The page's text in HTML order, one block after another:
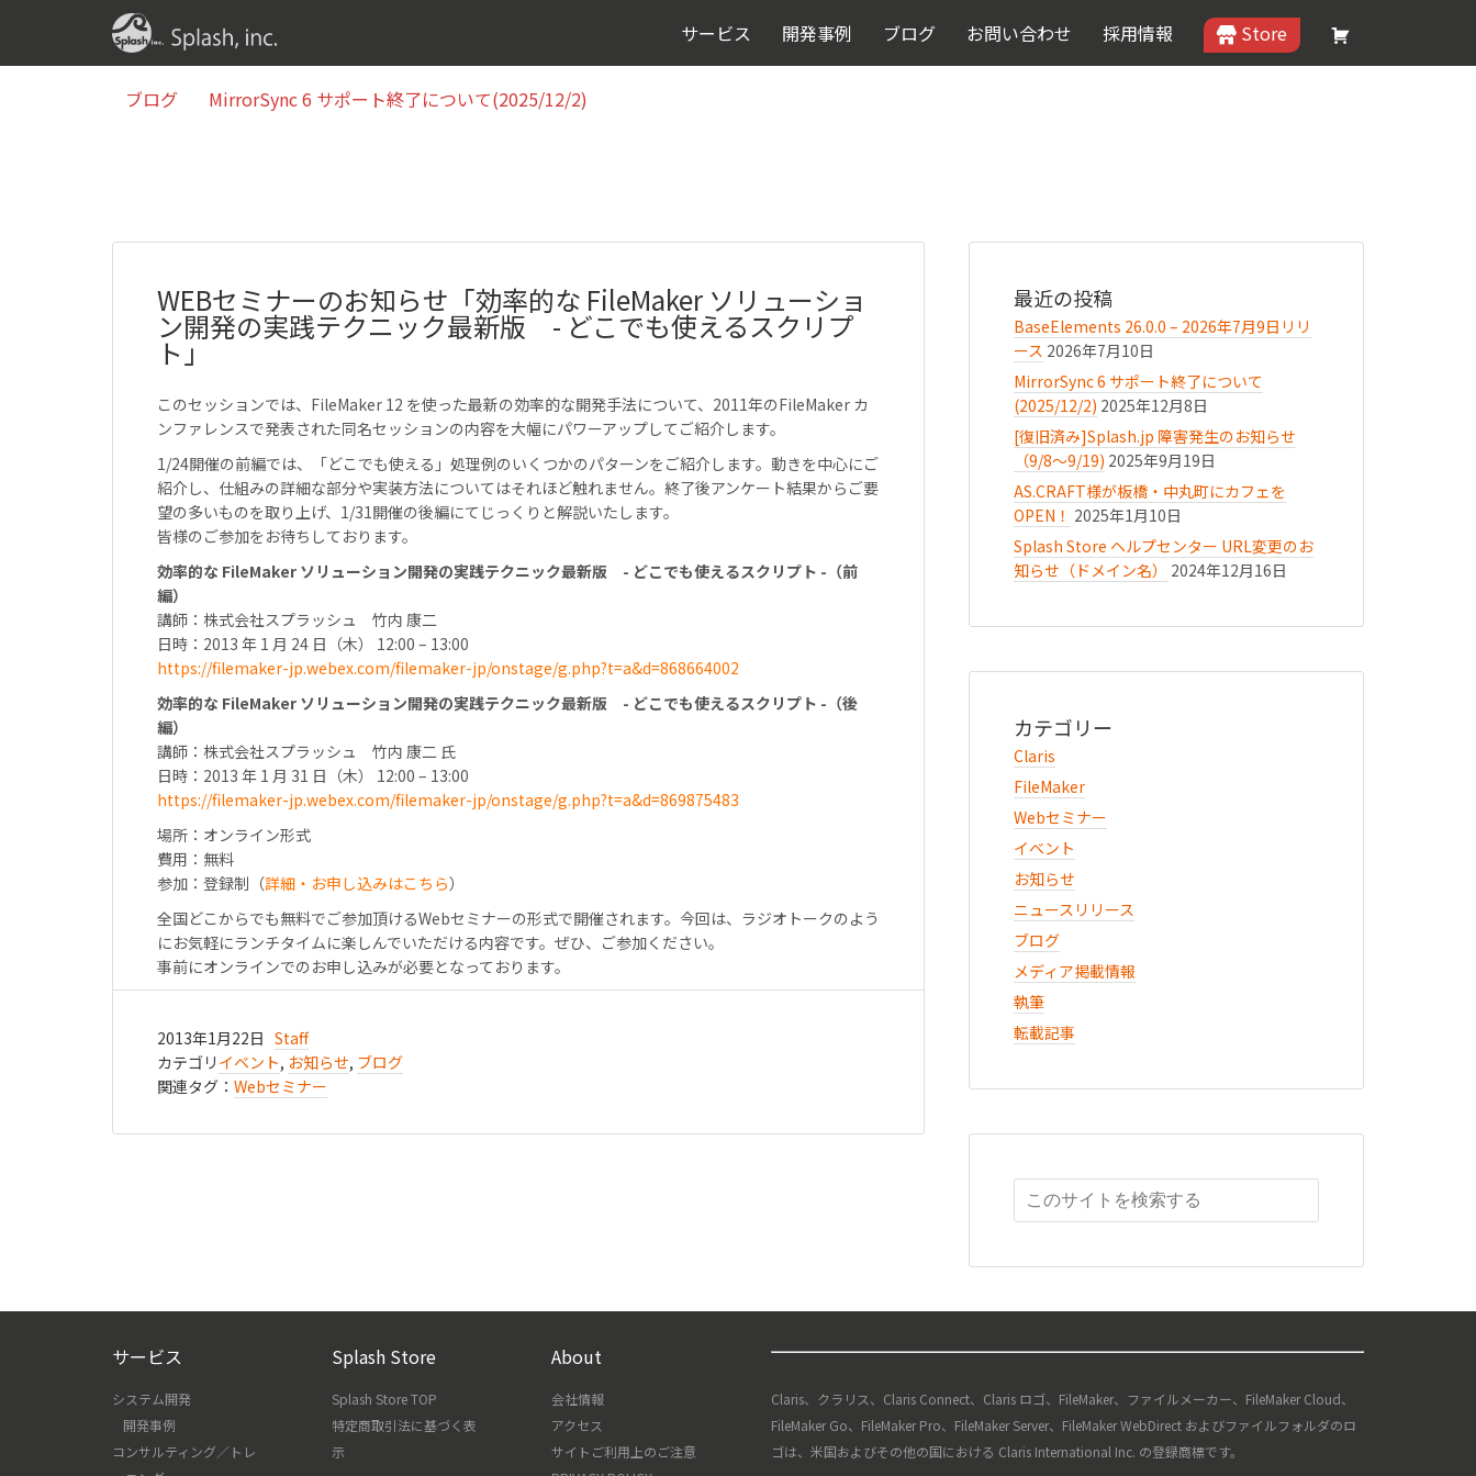
サービス 開発事例 ブログ お問い合わせ 採用情報 Store
ブログ MirrorSync 6 サポート終了について(2025/12/2)
ブログ MirrorSync 6 サポート終了について(2025/12/2)
WEBセミナーのお知らせ「効率的な FileMaker ソリューショ
ン開発の実践テクニック最新版 - どこでも使えるスクリプ
ト」
このセッションでは、FileMaker 12 を使った最新の効率的な開発手法について、2011年のFileMaker カ
ンファレンスで発表された同名セッションの内容を大幅にパワーアップしてご紹介します。
1/24開催の前編では、「どこでも使える」処理例のいくつかのパターンをご紹介します。動きを中心にご
紹介し、仕組みの詳細な部分や実装方法についてはそれほど触れません。終了後アンケート結果からご要
望の多いものを取り上げ、1/31開催の後編にてじっくりと解説いたします。
皆様のご参加をお待ちしております。
効率的な FileMaker ソリューション開発の実践テクニック最新版 - どこでも使えるスクリプト -（前
編）
講師：株式会社スプラッシュ 竹内 康二
日時：2013 年 1 月 24 日（木） 12:00 – 13:00
https://filemaker-jp.webex.com/filemaker-jp/onstage/g.php?t=a&d=868664002
効率的な FileMaker ソリューション開発の実践テクニック最新版 - どこでも使えるスクリプト -（後
編）
講師：株式会社スプラッシュ 竹内 康二 氏
日時：2013 年 1 月 31 日（木） 12:00 – 13:00
https://filemaker-jp.webex.com/filemaker-jp/onstage/g.php?t=a&d=869875483
場所：オンライン形式
費用：無料
参加：登録制（詳細・お申し込みはこちら）
全国どこからでも無料でご参加頂けるWebセミナーの形式で開催されます。今回は、ラジオトークのよう
にお気軽にランチタイムに楽しんでいただける内容です。ぜひ、ご参加ください。
事前にオンラインでのお申し込みが必要となっております。
2013年1月22日 Staff
カテゴリ イベント, お知らせ, ブログ
関連タグ： Webセミナー
最近の投稿
BaseElements 26.0.0 – 2026年7月9日リリ
ース 2026年7月10日
MirrorSync 6 サポート終了について
(2025/12/2) 2025年12月8日
[復旧済み]Splash.jp 障害発生のお知らせ
（9/8〜9/19) 2025年9月19日
AS.CRAFT様が板橋・中丸町にカフェを
OPEN！ 2025年1月10日
Splash Store ヘルプセンター URL変更のお
知らせ（ドメイン名）
2024年12月16日
カテゴリー
Claris
FileMaker
Webセミナー
イベント
お知らせ
ニュースリリース
ブログ
メディア掲載情報
執筆
転載記事
サービス
システム開発
開発事例
コンサルティング／トレ
Splash Store
Splash Store TOP
特定商取引法に基づく表
示
About
会社情報
アクセス
サイトご利用上のご注意
Claris、クラリス、Claris Connect、Claris ロゴ、FileMaker、ファイルメーカー、FileMaker Cloud、
FileMaker Go、FileMaker Pro、FileMaker Server、FileMaker WebDirect およびファイルフォルダのロ
ゴは、米国およびその他の国における Claris International Inc. の登録商標です。